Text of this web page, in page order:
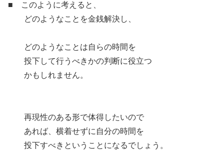
■ このように考えると、
どのようなことを金銭解決し、
どのようなことは自らの時間を
投下して行うべきかの判断に役立つ
かもしれません。
再現性のある形で体得したいので
あれば、横着せずに自分の時間を
投下すべきということになるでしょう。